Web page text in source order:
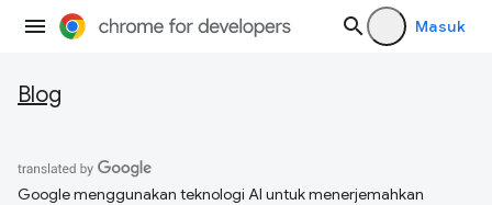
Masuk
Blog
Google menggunakan teknologi AI untuk menerjemahkan